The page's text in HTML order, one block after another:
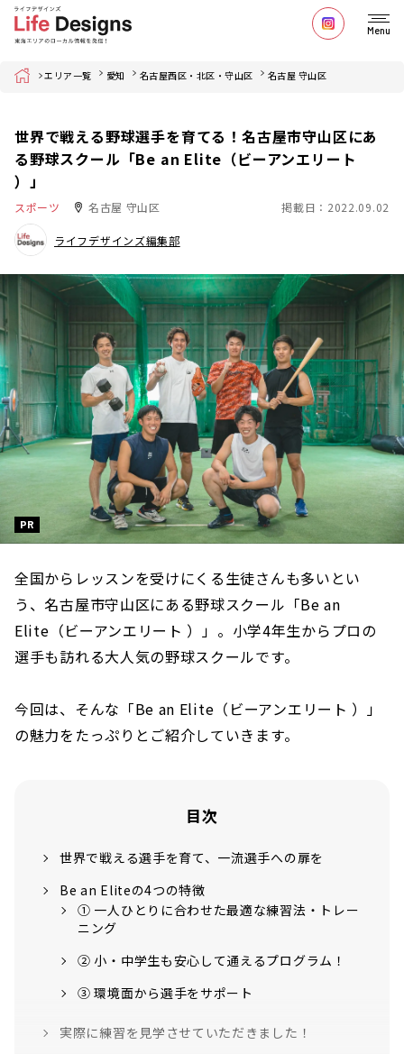
Menu
Home エリア一覧 愛知 名古屋西区・北区・守山区 名古屋 守山区
世界で戦える野球選手を育てる！名古屋市守山区にあ
る野球スクール「Be an Elite（ビーアンエリート
）」
スポーツ 名古屋 守山区 掲載日：2022.09.02
ライフデザインズ編集部
PR
全国からレッスンを受けにくる生徒さんも多いとい
う、名古屋市守山区にある野球スクール「Be an
Elite（ビーアンエリート ）」。小学4年生からプロの
選手も訪れる大人気の野球スクールです。
今回は、そんな「Be an Elite（ビーアンエリート ）」
の魅力をたっぷりとご紹介していきます。
目次
世界で戦える選手を育て、一流選手への扉を
Be an Eliteの4つの特徴
① 一人ひとりに合わせた最適な練習法・トレー
ニング
② 小・中学生も安心して通えるプログラム！
③ 環境面から選手をサポート
実際に練習を見学させていただきました！